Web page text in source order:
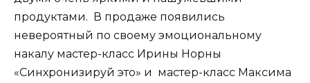
продуктами. В продаже появились
невероятный по своему эмоциональному
накалу мастер-класс Ирины Норны
«Синхронизируй это» и мастер-класс Максима